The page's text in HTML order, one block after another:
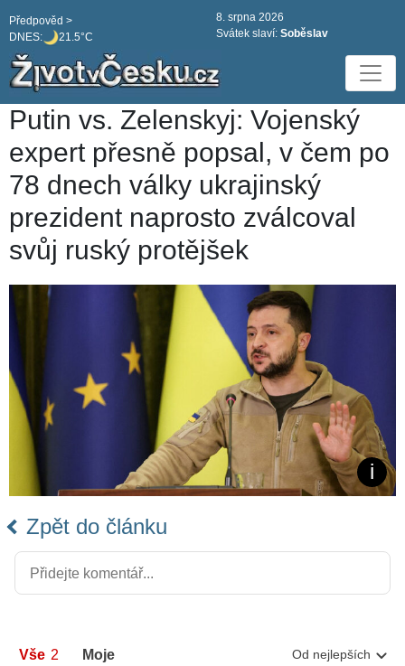
DNES: 21.5°C
Předpověd >
8. srpna 2026
Svátek slaví: Soběslav
Putin vs. Zelenskyj: Vojenský
expert přesně popsal, v čem po
78 dnech války ukrajinský
prezident naprosto zválcoval
svůj ruský protějšek
Zpět do článku